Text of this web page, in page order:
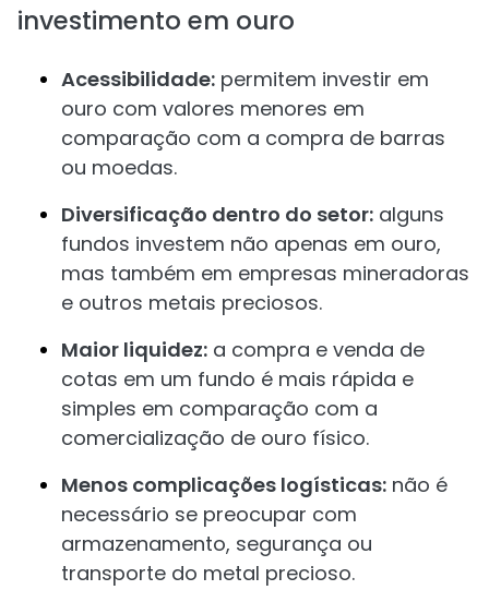
investimento em ouro
Acessibilidade: permitem investir em
ouro com valores menores em
comparação com a compra de barras
ou moedas.
Diversificação dentro do setor: alguns
fundos investem não apenas em ouro,
mas também em empresas mineradoras
e outros metais preciosos.
Maior liquidez: a compra e venda de
cotas em um fundo é mais rápida e
simples em comparação com a
comercialização de ouro físico.
Menos complicações logísticas: não é
necessário se preocupar com
armazenamento, segurança ou
transporte do metal precioso.